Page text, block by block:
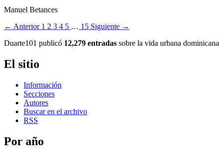
Manuel Betances
← Anterior 1 2 3 4 5 … 15 Siguiente →
Duarte101 publicó 12,279 entradas sobre la vida urbana
El sitio
Información
Secciones
Autores
Buscar en el archivo
RSS
Por año